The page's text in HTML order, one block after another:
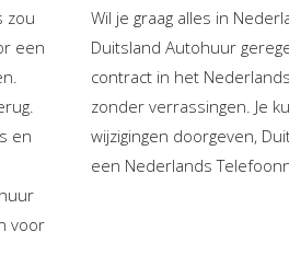
zou
een
en
voor
Wil je graag alles in
Duitsland Autohuur
contract in het
zonder verrassingen. Je
wijzigingen doorgeven,
een Nederlands